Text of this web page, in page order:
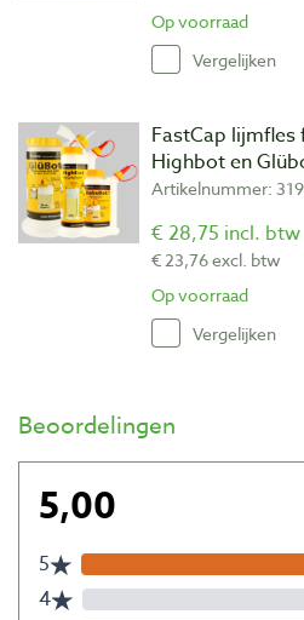
Op voorraad
Vergelijken
FastCap
Highbot en
Artikelnummer:
€ 28,75 incl. btw
€ 23,76 excl. btw
Op voorraad
Vergelijken
Beoordelingen